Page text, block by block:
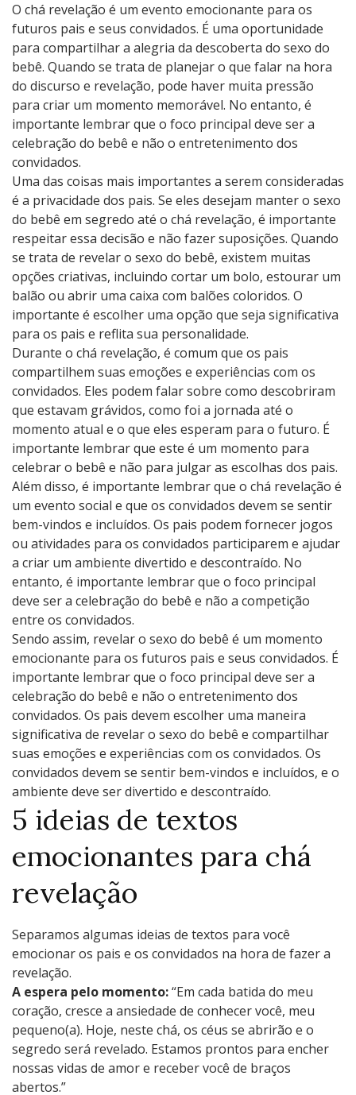
O chá revelação é um evento emocionante para os
futuros pais e seus convidados. É uma oportunidade
para compartilhar a alegria da descoberta do sexo do
bebê. Quando se trata de planejar o que falar na hora
do discurso e revelação, pode haver muita pressão
para criar um momento memorável. No entanto, é
importante lembrar que o foco principal deve ser a
celebração do bebê e não o entretenimento dos
convidados.
Uma das coisas mais importantes a serem consideradas
é a privacidade dos pais. Se eles desejam manter o sexo
do bebê em segredo até o chá revelação, é importante
respeitar essa decisão e não fazer suposições. Quando
se trata de revelar o sexo do bebê, existem muitas
opções criativas, incluindo cortar um bolo, estourar um
balão ou abrir uma caixa com balões coloridos. O
importante é escolher uma opção que seja significativa
para os pais e reflita sua personalidade.
Durante o chá revelação, é comum que os pais
compartilhem suas emoções e experiências com os
convidados. Eles podem falar sobre como descobriram
que estavam grávidos, como foi a jornada até o
momento atual e o que eles esperam para o futuro. É
importante lembrar que este é um momento para
celebrar o bebê e não para julgar as escolhas dos pais.
Além disso, é importante lembrar que o chá revelação é
um evento social e que os convidados devem se sentir
bem-vindos e incluídos. Os pais podem fornecer jogos
ou atividades para os convidados participarem e ajudar
a criar um ambiente divertido e descontraído. No
entanto, é importante lembrar que o foco principal
deve ser a celebração do bebê e não a competição
entre os convidados.
Sendo assim, revelar o sexo do bebê é um momento
emocionante para os futuros pais e seus convidados. É
importante lembrar que o foco principal deve ser a
celebração do bebê e não o entretenimento dos
convidados. Os pais devem escolher uma maneira
significativa de revelar o sexo do bebê e compartilhar
suas emoções e experiências com os convidados. Os
convidados devem se sentir bem-vindos e incluídos, e o
ambiente deve ser divertido e descontraído.
5 ideias de textos
emocionantes para chá
revelação
Separamos algumas ideias de textos para você
emocionar os pais e os convidados na hora de fazer a
revelação.
A espera pelo momento:“Em cada batida do meu
coração, cresce a ansiedade de conhecer você, meu
pequeno(a). Hoje, neste chá, os céus se abrirão e o
segredo será revelado. Estamos prontos para encher
nossas vidas de amor e receber você de braços
abertos.”